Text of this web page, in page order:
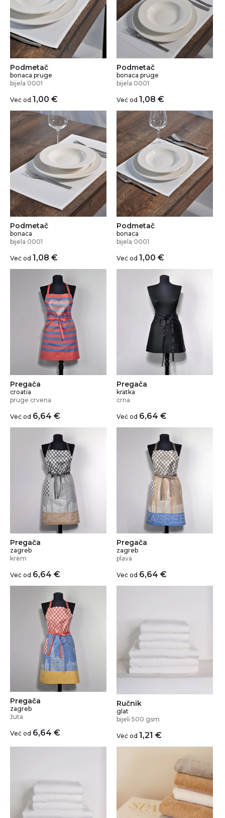
Podmetač
bonaca pruge
bijela 0001
Već od 1,00 €
Podmetač
bonaca pruge
bijela 0001
Već od 1,08 €
Podmetač
bonaca
bijela 0001
Već od 1,08 €
Podmetač
bonaca
bijela 0001
Već od 1,00 €
Pregača
croatia
pruge crvena
Već od 6,64 €
Pregača
kratka
crna
Već od 6,64 €
Pregača
zagreb
krem
Već od 6,64 €
Pregača
zagreb
plava
Već od 6,64 €
Pregača
zagreb
žuta
Već od 6,64 €
Ručnik
glat
bijeli 500 gsm
Već od 1,21 €